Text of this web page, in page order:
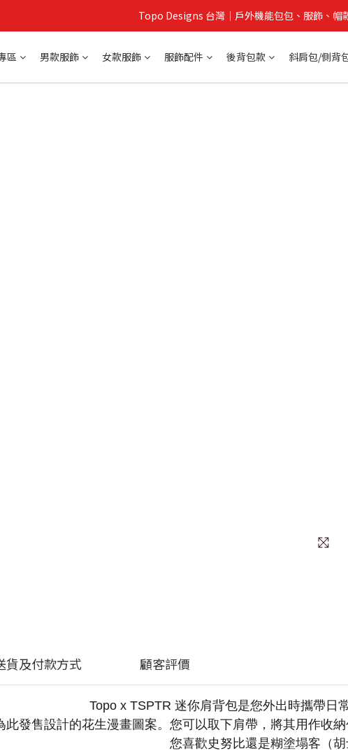
Topo Designs 台灣｜戶外機能包包、服飾、帽
區 男款服飾 女款服飾 服飾配件 後背包款 斜肩包/側背
貨及付款方式 顧客評價
Topo x TSPTR 迷你肩背包是您外出時攜帶日
此發售設計的花生漫畫圖案。您可以取下肩帶，將其用作收
您喜歡史努比還是糊塗塌客（胡